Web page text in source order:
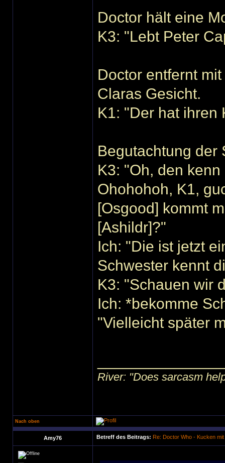
Doctor hält eine
K3: "Lebt Peter
Doctor entfernt
Claras Gesicht.
K1: "Der hat ihren
Begutachtung der
K3: "Oh, den
Ohohohoh, K1,
[Osgood] kommt
[Ashildr]?"
Ich: "Die ist jetzt
Schwester kennt
K3: "Schauen wir
Ich: *bekomme
"Vielleicht später
River: "Does sarcasm
Nach oben
Amy76 Betreff des Beitrags: Re: Doctor Who - Kucken mit